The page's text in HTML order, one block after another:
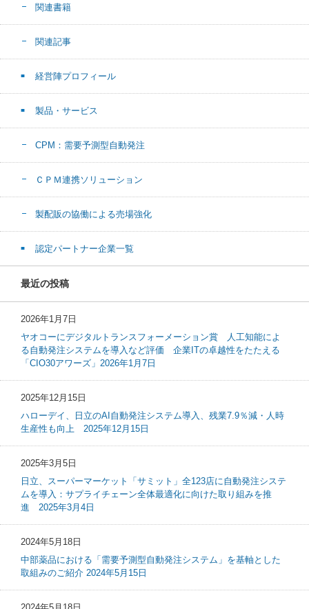
関連書籍
関連記事
経営陣プロフィール
製品・サービス
CPM：需要予測型自動発注
ＣＰＭ連携ソリューション
製配販の協働による売場強化
認定パートナー企業一覧
最近の投稿
2026年1月7日
ヤオコーにデジタルトランスフォーメーション賞 人工知能によ
る自動発注システムを導入など評価 企業ITの卓越性をたたえる
「CIO30アワーズ」2026年1月7日
2025年12月15日
ハローデイ、日立のAI自動発注システム導入、残業7.9％減・人時
生産性も向上 2025年12月15日
2025年3月5日
日立、スーパーマーケット「サミット」全123店に自動発注システ
ムを導入：サプライチェーン全体最適化に向けた取り組みを推
進 2025年3月4日
2024年5月18日
中部薬品における「需要予測型自動発注システム」を基軸とした
取組みのご紹介 2024年5月15日